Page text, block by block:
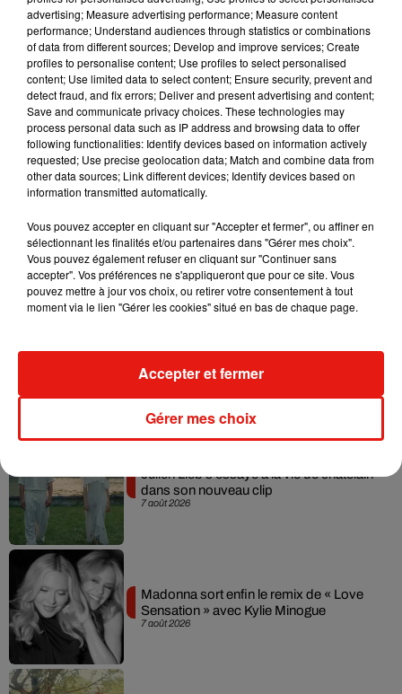
Cette nouvelle série de reports suscite toutefois des
réactions contrastées. Sur les réseaux sociaux, certains fans
expriment leur soutien, saluant le courage de Julien Lieb de
relever un tel défi. D’autres, en revanche, font part de leur
frustration face à des dates une nouvelle fois déplacées,
craignant de ne pas pouvoir s’adapter aux nouvelles
programmations.
son projet musical en parallèle deDanse avec les stars ,
affirmant vouloir aller «au bout» de l’aventure. Un équilibre
délicat entre exposition médiatique et engagement
scénique, qui met à l’épreuve la patience de son public mais
7 août 2026
Julien Lieb s’essaye à la vie de chatelain
dans son nouveau clip
7 août 2026
Madonna sort enfin le remix de « Love
Sensation » avec Kylie Minogue
advertising; Measure advertising performance; Measure content
performance; Understand audiences through statistics or combinations
of data from different sources; Develop and improve services; Create
profiles to personalise content; Use profiles to select personalised
content; Use limited data to select content; Ensure security, prevent and
detect fraud, and fix errors; Deliver and present advertising and content;
Save and communicate privacy choices. These technologies may
process personal data such as IP address and browsing data to offer
following functionalities: Identify devices based on information actively
requested; Use precise geolocation data; Match and combine data from
other data sources; Link different devices; Identify devices based on
information transmitted automatically.
Vous pouvez accepter en cliquant sur "Accepter et fermer", ou affiner en
sélectionnant les finalités et/ou partenaires dans "Gérer mes choix".
Vous pouvez également refuser en cliquant sur "Continuer sans
accepter". Vos préférences ne s'appliqueront que pour ce site. Vous
pouvez mettre à jour vos choix, ou retirer votre consentement à tout
moment via le lien "Gérer les cookies" situé en bas de chaque page.
Gérer mes choix
Accepter et fermer